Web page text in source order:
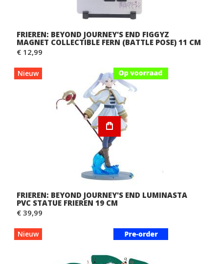
FRIEREN: BEYOND JOURNEY'S END FIGGYZ
MAGNET COLLECTIBLE FERN (BATTLE POSE) 11 CM
€ 12,99
Nieuw
FRIEREN: BEYOND JOURNEY'S END LUMINASTA
PVC STATUE FRIEREN 19 CM
€ 39,99
Nieuw